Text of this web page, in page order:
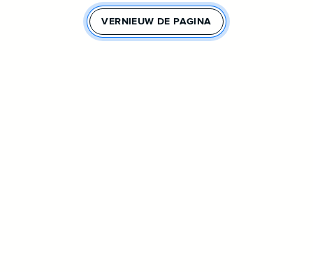
VERNIEUW DE PAGINA